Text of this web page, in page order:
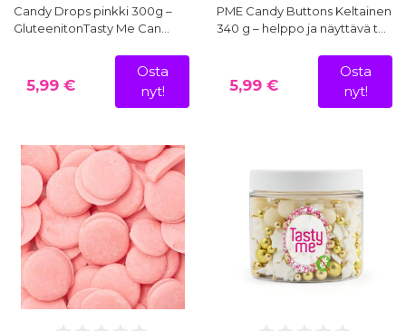
Candy Drops pinkki 300g –
GluteenitonTasty Me Can…
5,99 €
Osta
nyt!
PME Candy Buttons Keltainen
340 g – helppo ja näyttävä t…
5,99 €
Osta
nyt!